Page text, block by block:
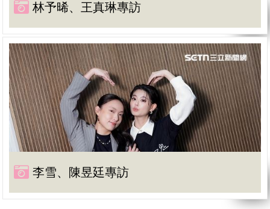
林予晞、王真琳專訪
李雪、陳昱廷專訪